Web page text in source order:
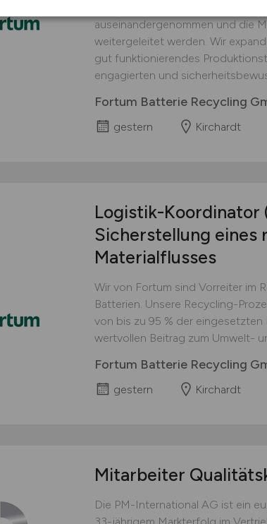
Prozessschritt durchgeführt, in
auseinandergenommen und die
weitergeleitet werden. Wir
gut funktionierendes
engagierten und
Fortum Batterie Recycling
gestern Kirchardt
Logistik-Koordinator
Sicherstellung eines
Materialflusses
Wir von Fortum sind Vorreiter im
Batterien. Unsere Recycling-
von bis zu 95 % der eingesetzten
wertvollen Beitrag zum Umwelt-
Fortum Batterie Recycling
gestern Kirchardt
Mitarbeiter
Die PM-International AG ist ein